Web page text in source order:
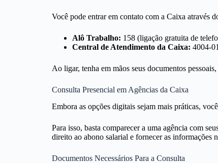
Você pode entrar em contato com a Caixa através
Alô Trabalho: 158 (ligação gratuita de
Central de Atendimento da Caixa: 4004-
Ao ligar, tenha em mãos seus documentos
Consulta Presencial em Agências da Caixa
Embora as opções digitais sejam mais práticas,
Para isso, basta comparecer a uma agência com
direito ao abono salarial e fornecer as informações
Documentos Necessários Para a Consulta